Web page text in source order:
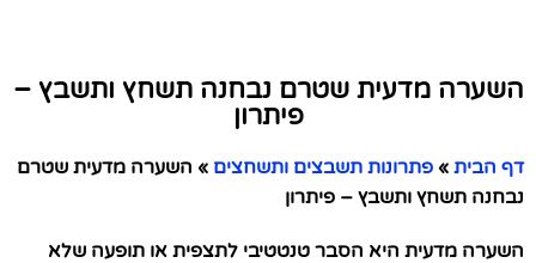
השערה מדעית שטרם נבחנה תשחץ ותשבץ –
פיתרון
דף הבית » פתרונות תשבצים ותשחצים » השערה מדעית שטרם
נבחנה תשחץ ותשבץ – פיתרון
השערה מדעית היא הסבר טנטטיבי לתצפית או תופעה שלא